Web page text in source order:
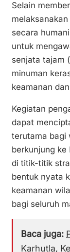
Selain
secara
untuk
senjata tajam
minuman
keamanan
Kegiatan
dapat
terutama bagi
berkunjung ke
di titik-titik
bentuk nyata
keamanan
bagi seluruh
Baca juga:
Karhutla,